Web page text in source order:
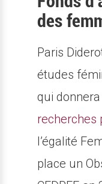
des
Paris
études
qui
recherches
l’égalité
place un